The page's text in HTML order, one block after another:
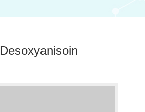
Desoxyanisoin